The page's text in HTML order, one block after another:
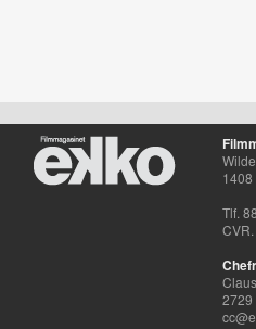
Tlf.
2729